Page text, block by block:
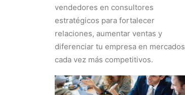
vendedores en consultores
estratégicos para fortalecer
relaciones, aumentar ventas y
diferenciar tu empresa en mercados
cada vez más competitivos.